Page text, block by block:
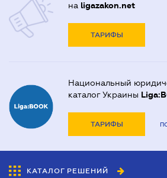
на ligazakon.net
ТАРИФЫ
Национальный
каталог Украины
ТАРИФЫ
КАТАЛОГ РЕШЕНИЙ